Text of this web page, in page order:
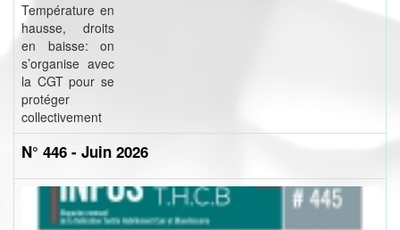
Température en
hausse, droits
en baisse: on
s’organise avec
la CGT pour se
protéger
collectivement
N° 446 - Juin 2026